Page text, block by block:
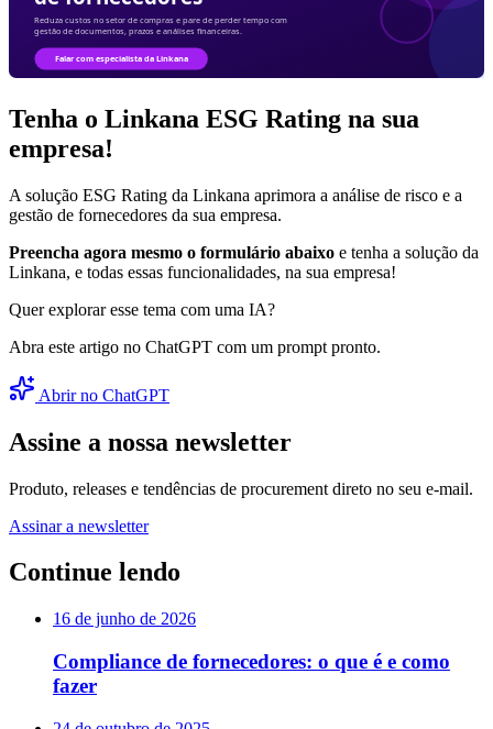
Tenha o Linkana ESG Rating na sua
empresa!
A solução ESG Rating da Linkana aprimora a análise de risco e a
gestão de fornecedores da sua empresa.
Preencha agora mesmo o formulário abaixo e tenha a solução da
Linkana, e todas essas funcionalidades, na sua empresa!
Quer explorar esse tema com uma IA?
Abra este artigo no ChatGPT com um prompt pronto.
Abrir no ChatGPT
Assine a nossa newsletter
Produto, releases e tendências de procurement direto no seu e-mail.
Assinar a newsletter
Continue lendo
16 de junho de 2026
Compliance de fornecedores: o que é e como
fazer